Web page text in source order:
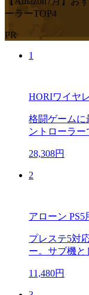
ーラーTOP4
PR
1
HORIワイヤ
格闘ゲームに
ントローラー
28,308円
2
アローン
プレステ5対
ー。サブ機と
11,480円